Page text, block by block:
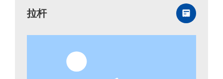
拉杆